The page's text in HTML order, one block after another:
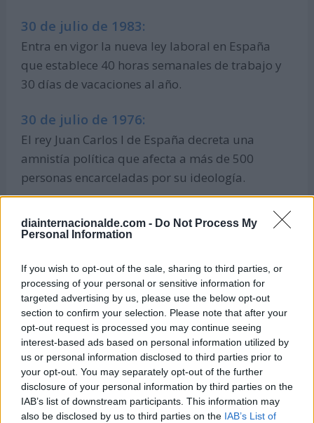
diainternacionalde.com - Do Not Process My
Personal Information
If you wish to opt-out of the sale, sharing to third parties, or
processing of your personal or sensitive information for
targeted advertising by us, please use the below opt-out
section to confirm your selection. Please note that after your
opt-out request is processed you may continue seeing
interest-based ads based on personal information utilized by
us or personal information disclosed to third parties prior to
your opt-out. You may separately opt-out of the further
disclosure of your personal information by third parties on the
IAB’s list of downstream participants. This information may
also be disclosed by us to third parties on the IAB’s List of
30 de julio de 1983:
Entra en vigor la nueva ley laboral en España
que establece 40 horas semanales de trabajo y
30 días de vacaciones al año.
30 de julio de 1976:
El rey Juan Carlos I de España decreta una
amnistía política que afecta a más de 500
personas encarceladas por su ideología.
Los países de Honduras y El Salvador acuerdan
30 de julio de 1971:
El Apolo 15 aluniza, es la séptima misión en
llegar a la Luna y cuarta en posarse, con los
astronautas David R. Scott, Alfred M. Worden y
James B. Irwin.
30 de julio de 1930:
La selección de Uruguay gana el primer